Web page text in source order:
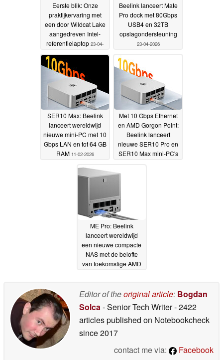
Eerste blik: Onze
praktijkervaring met
een door Wildcat Lake
aangedreven Intel-
referentielaptop 23-04-
2026
Beelink lanceert Mate
Pro dock met 80Gbps
USB4 en 32TB
opslagondersteuning
23-04-2026
SER10 Max: Beelink
lanceert wereldwijd
nieuwe mini-PC met 10
Gbps LAN en tot 64 GB
RAM 11-02-2026
Met 10 Gbps Ethernet
en AMD Gorgon Point:
Beelink lanceert
nieuwe SER10 Pro en
SER10 Max mini-PC's
LPDDR5X RAM
ME Pro: Beelink
lanceert wereldwijd
een nieuwe compacte
NAS met de belofte
van toekomstige AMD
Editor of theoriginal article: Bogdan
Solca- Senior Tech Writer- 2422
articles published on Notebookcheck
since 2017
contact me via:
Facebook